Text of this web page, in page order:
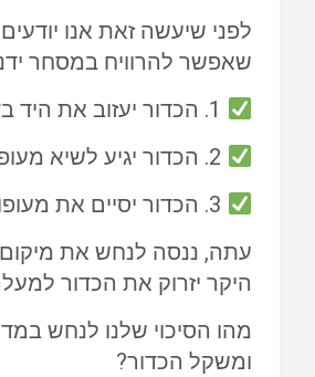
לפני שיעשה זאת אנו
שאפשר להרוויח במסחר
עתה, ננסה לנחש את
היקר יזרוק את הכדור
מהו הסיכוי שלנו לנחש
ומשקל הכדור?